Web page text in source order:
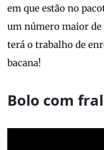
em que estão no
um número maior de
terá o trabalho de
bacana!
Bolo com